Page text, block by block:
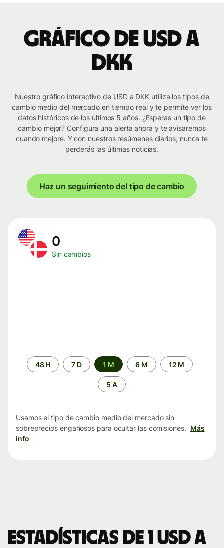
Gráfico de USD a
DKK
Nuestro gráfico interactivo de USD a DKK utiliza los tipos de
cambio medio del mercado en tiempo real y te permite ver los
datos históricos de los últimos 5 años. ¿Esperas un tipo de
cambio mejor? Configura una alerta ahora y te avisaremos
cuando mejore. Y con nuestros resúmenes diarios, nunca te
perderás las últimas noticias.
Haz un seguimiento del tipo de cambio
0
Sin cambios
Periodo48 H 7 D 1 M 6 M 12 M
5 A
Usamos el tipo de cambio medio del mercado sin
sobreprecios engañosos para ocultar las comisiones. Más
info
Estadísticas de 1 USD a